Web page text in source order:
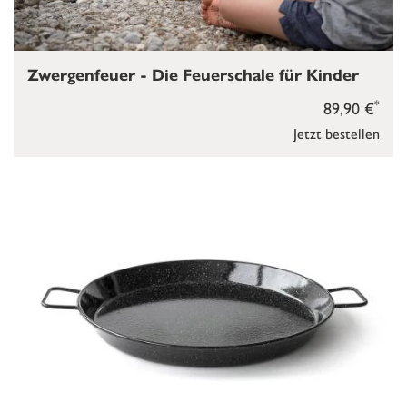
Jetzt bestellen
89,90 €*
Zwergenfeuer - Die Feuerschale für Kinder